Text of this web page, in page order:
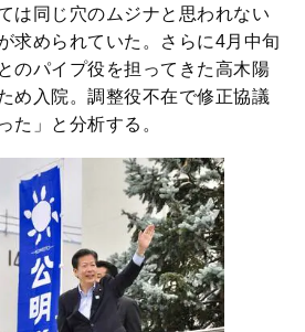
は同じ穴のムジナと思われない
求められていた。さらに4月中旬
のパイプ役を担ってきた高木陽
め入院。調整役不在で修正協議
た」と分析する。